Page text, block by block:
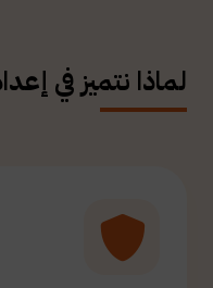
لماذا نتميز في